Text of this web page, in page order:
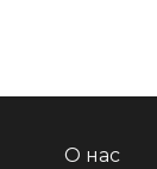
О нас